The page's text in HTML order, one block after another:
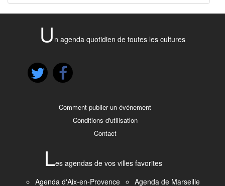
U n agenda quotidien de toutes les cultures
Comment publier un événement
Conditions d'utilisation
Contact
Les agendas de vos villes favorites
Agenda d'Aix-en-Provence
Agenda de Marseille